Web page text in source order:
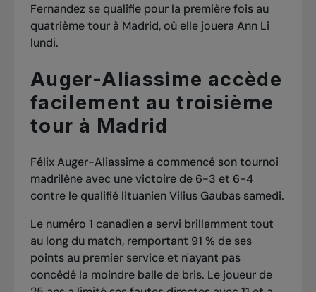
Fernandez se qualifie pour la première fois au
quatrième tour à Madrid, où elle jouera Ann Li
lundi.
Auger-Aliassime accède
facilement au troisième
tour à Madrid
Félix Auger-Aliassime a commencé son tournoi
madrilène avec une victoire de 6-3 et 6-4
contre le qualifié lituanien Vilius Gaubas samedi.
Le numéro 1 canadien a servi brillamment tout
au long du match, remportant 91 % de ses
points au premier service et n'ayant pas
concédé la moindre balle de bris. Le joueur de